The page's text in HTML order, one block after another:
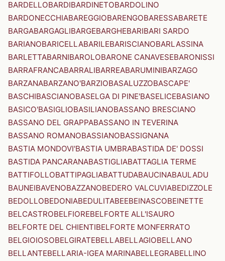
BARDELLOBARDIBARDINETOBARDOLINO
BARDONECCHIABAREGGIOBARENGOBARESSABARETE
BARGABARGAGLIBARGEBARGHEBARIBARI SARDO
BARIANOBARICELLABARILEBARISCIANOBARLASSINA
BARLETTABARNIBAROLOBARONE CANAVESEBARONISSI
BARRAFRANCABARRALIBARREABARUMINIBARZAGO
BARZANABARZANO'BARZIOBASALUZZOBASCAPE'
BASCHIBASCIANOBASELGA DI PINE'BASELICEBASIANO
BASICO'BASIGLIOBASILIANOBASSANO BRESCIANO
BASSANO DEL GRAPPABASSANO IN TEVERINA
BASSANO ROMANOBASSIANOBASSIGNANA
BASTIA MONDOVI'BASTIA UMBRABASTIDA DE' DOSSI
BASTIDA PANCARANABASTIGLIABATTAGLIA TERME
BATTIFOLLOBATTIPAGLIABATTUDABAUCINABAULADU
BAUNEIBAVENOBAZZANOBEDERO VALCUVIABEDIZZOLE
BEDOLLOBEDONIABEDULITABEEBEINASCOBEINETTE
BELCASTROBELFIOREBELFORTE ALL'ISAURO
BELFORTE DEL CHIENTIBELFORTE MONFERRATO
BELGIOIOSOBELGIRATEBELLABELLAGIOBELLANO
BELLANTEBELLARIA-IGEA MARINABELLEGRABELLINO